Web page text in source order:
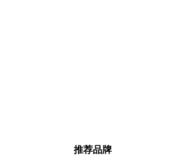
推荐品牌